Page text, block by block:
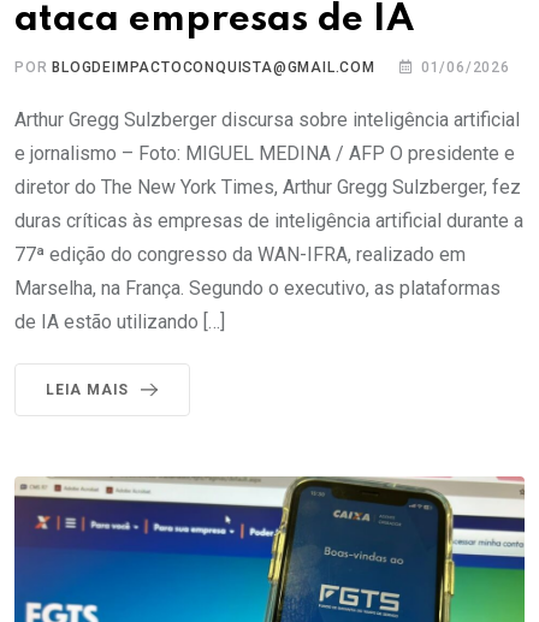
ataca empresas de IA
POR BLOGDEIMPACTOCONQUISTA@GMAIL.COM 01/06/2026
Arthur Gregg Sulzberger discursa sobre inteligência artificial
e jornalismo – Foto: MIGUEL MEDINA / AFP O presidente e
diretor do The New York Times, Arthur Gregg Sulzberger, fez
duras críticas às empresas de inteligência artificial durante a
77ª edição do congresso da WAN-IFRA, realizado em
Marselha, na França. Segundo o executivo, as plataformas
de IA estão utilizando […]
LEIA MAIS